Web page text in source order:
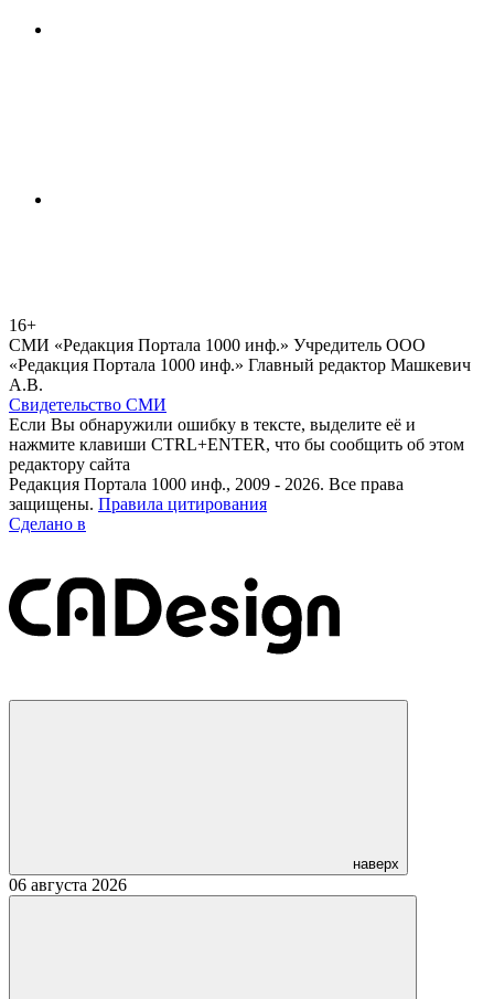
16+
СМИ «Редакция Портала 1000 инф.» Учредитель ООО
«Редакция Портала 1000 инф.» Главный редактор Машкевич
А.В.
Свидетельство СМИ
Если Вы обнаружили ошибку в тексте, выделите её и
нажмите клавиши CTRL+ENTER, что бы сообщить об этом
редактору сайта
Редакция Портала 1000 инф., 2009 - 2026. Все права
защищены. Правила цитирования
Сделано в
наверх
06 августа 2026